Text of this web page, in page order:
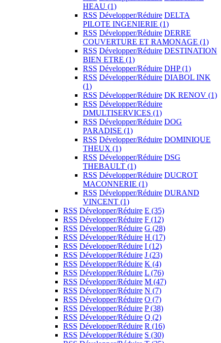
HEAU (1)
RSS Développer/Réduire DELTA
PILOTE INGENIERIE (1)
RSS Développer/Réduire DERRE
COUVERTURE ET RAMONAGE (1)
RSS Développer/Réduire DESTINATION
BIEN ETRE (1)
RSS Développer/Réduire DHP(1)
RSS Développer/Réduire DIABOL INK
(1)
RSS Développer/Réduire DK RENOV (1)
RSS Développer/Réduire
DMULTISERVICES (1)
RSS Développer/Réduire DOG
PARADISE (1)
RSS Développer/Réduire DOMINIQUE
THEUX (1)
RSS Développer/Réduire DSG
THEBAULT (1)
RSS Développer/Réduire DUCROT
MACONNERIE (1)
RSS Développer/Réduire DURAND
VINCENT (1)
RSS Développer/Réduire E (35)
RSS Développer/Réduire F (12)
RSS Développer/Réduire G (28)
RSS Développer/Réduire H (17)
RSS Développer/Réduire I (12)
RSS Développer/Réduire J (23)
RSS Développer/Réduire K (4)
RSS Développer/Réduire L (76)
RSS Développer/Réduire M (47)
RSS Développer/Réduire N (7)
RSS Développer/Réduire O (7)
RSS Développer/Réduire P(38)
RSS Développer/Réduire Q (2)
RSS Développer/Réduire R (16)
RSS Développer/Réduire S (30)